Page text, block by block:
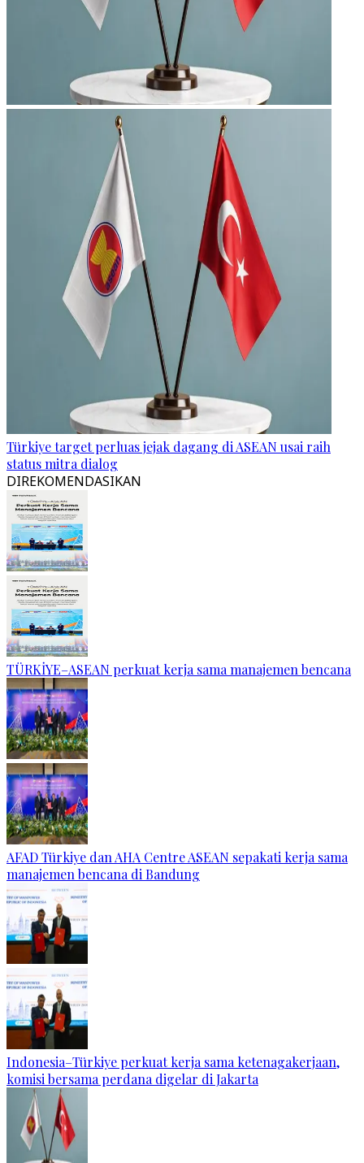
Türkiye target perluas jejak dagang di ASEAN usai raih
status mitra dialog
DIREKOMENDASIKAN
TÜRKİYE–ASEAN perkuat kerja sama manajemen bencana
AFAD Türkiye dan AHA Centre ASEAN sepakati kerja sama
manajemen bencana di Bandung
Indonesia–Türkiye perkuat kerja sama ketenagakerjaan,
komisi bersama perdana digelar di Jakarta